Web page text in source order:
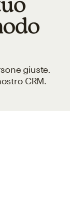
giuste.
CRM.